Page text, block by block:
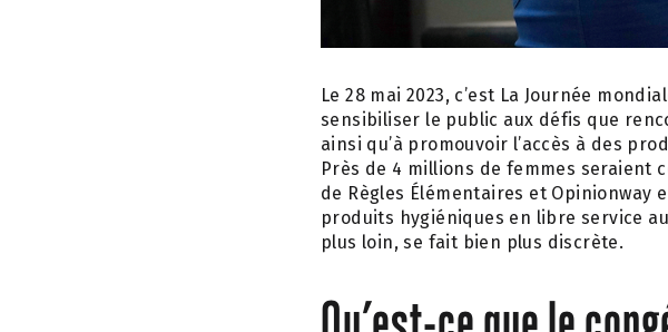
Le 28 mai 2023, c’est La Journée
sensibiliser le public aux défis que
ainsi qu’à promouvoir l’accès à des
Près de 4 millions de femmes seraient
de Règles Élémentaires et Opinionway
produits hygiéniques en libre service
plus loin, se fait bien plus discrète.